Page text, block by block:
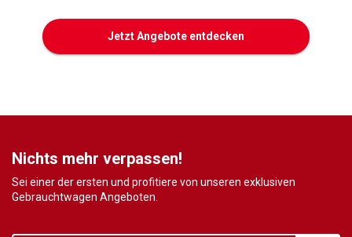
Jetzt Angebote entdecken
Nichts mehr verpassen!
Sei einer der ersten und profitiere von unseren exklusiven
Gebrauchtwagen Angeboten.